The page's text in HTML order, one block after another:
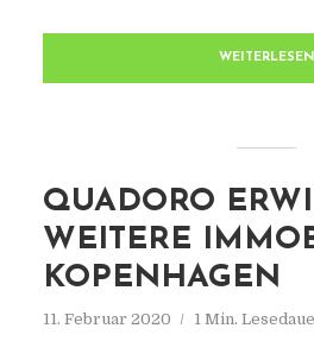
WEITERLESEN
QUADORO
WEITERE
KOPENHAGEN
11. Februar 2020 1 Min.